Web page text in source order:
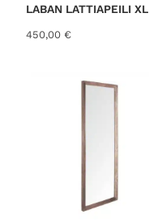
t
LABAN LATTIAPEILI XL
450,00 €